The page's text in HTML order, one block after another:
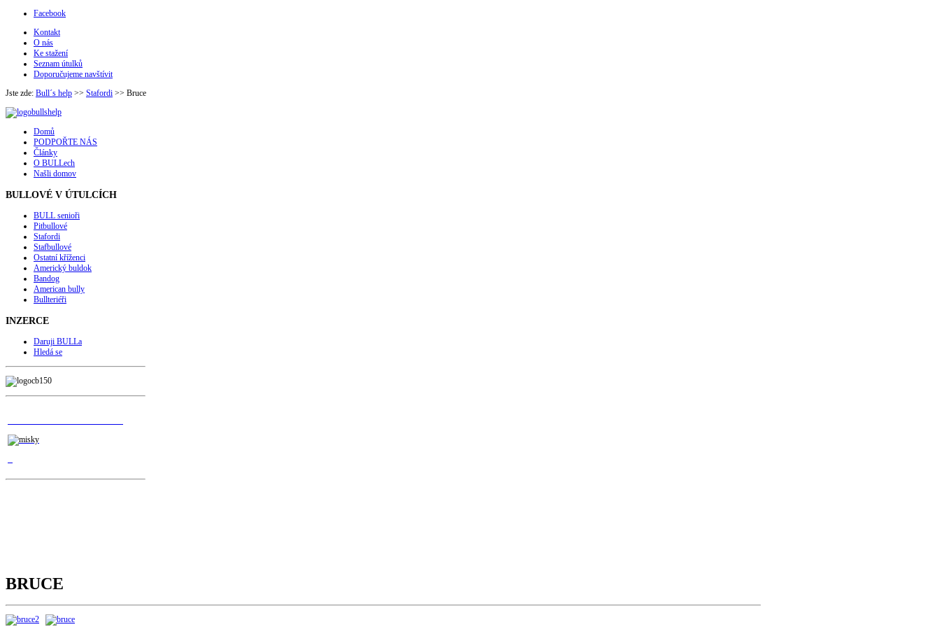
Facebook
Kontakt
O nás
Ke stažení
Seznam útulků
Doporučujeme navštívit
Jste zde: Bull´s help >> Stafordi >> Bruce
Domů
PODPOŘTE NÁS
Články
O BULLech
Našli domov
BULLOVÉ V ÚTULCÍCH
BULL senioři
Pitbullové
Stafordi
Stafbullové
Ostatní kříženci
Americký buldok
Bandog
American bully
Bullteriéři
INZERCE
Daruji BULLa
Hledá se
BRUCE